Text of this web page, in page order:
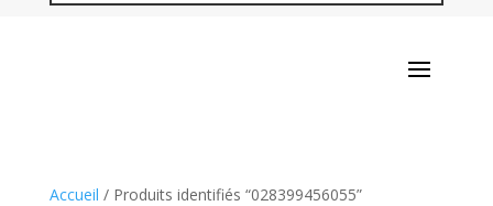
Accueil / Produits identifiés “028399456055”